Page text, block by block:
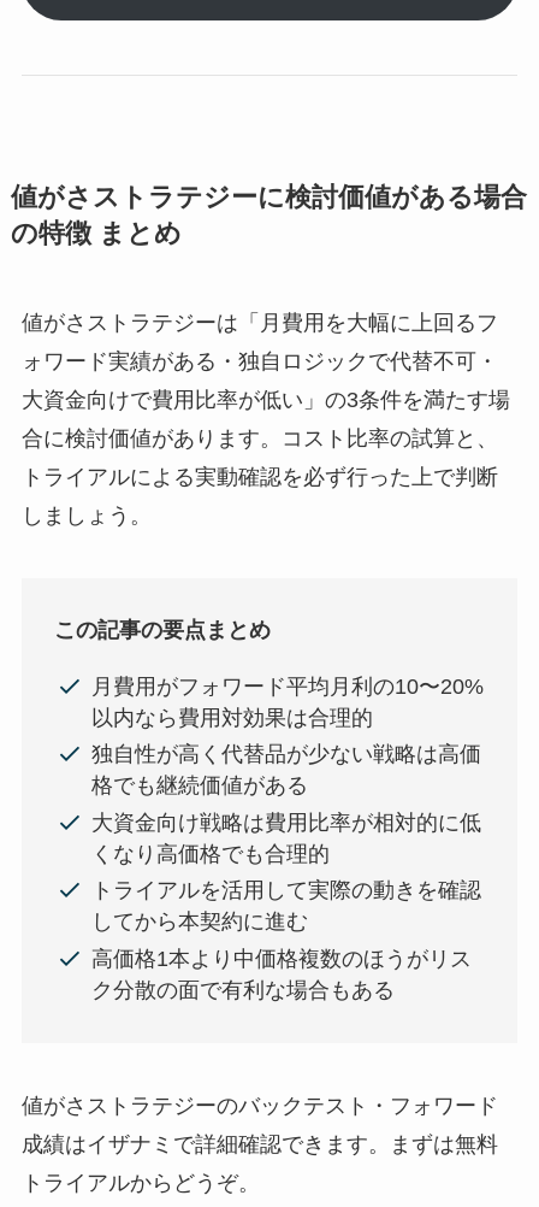
値がさストラテジーに検討価値がある場合
の特徴 まとめ
値がさストラテジーは「月費用を大幅に上回るフ
ォワード実績がある・独自ロジックで代替不可・
大資金向けで費用比率が低い」の3条件を満たす場
合に検討価値があります。コスト比率の試算と、
トライアルによる実動確認を必ず行った上で判断
しましょう。
この記事の要点まとめ
月費用がフォワード平均月利の10〜20%
以内なら費用対効果は合理的
独自性が高く代替品が少ない戦略は高価
格でも継続価値がある
大資金向け戦略は費用比率が相対的に低
くなり高価格でも合理的
トライアルを活用して実際の動きを確認
してから本契約に進む
高価格1本より中価格複数のほうがリス
ク分散の面で有利な場合もある
値がさストラテジーのバックテスト・フォワード
成績はイザナミで詳細確認できます。まずは無料
トライアルからどうぞ。